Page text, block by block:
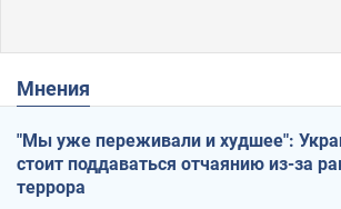
Мнения
"Мы уже переживали и худшее":
стоит поддаваться отчаянию из-за
террора